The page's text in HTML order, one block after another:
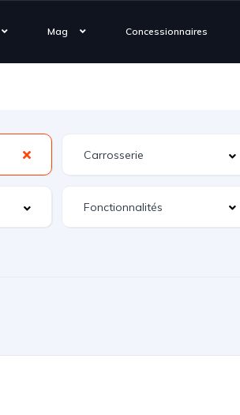
Mag Concessionnaires
Fonctionnalités